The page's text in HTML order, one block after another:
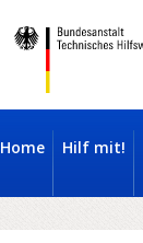
Home Hilf mit!